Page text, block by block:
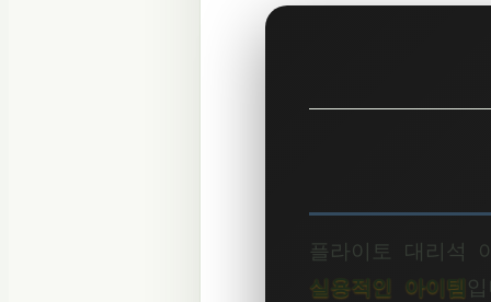
플라이토 대리석
실용적인 아이템